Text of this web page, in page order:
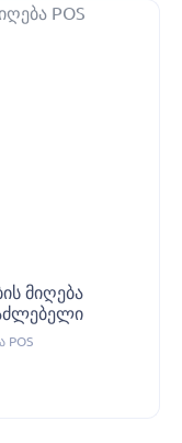
მიღება
POS